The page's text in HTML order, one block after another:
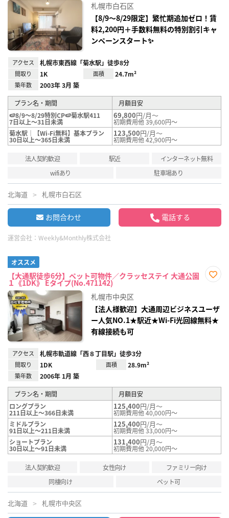
録
札幌市白石区
【8/9～8/29限定】繁忙期追加ゼロ！賃
料2,200円＋手数料無料の特別割引キャ
ンペーンスタート✨
アクセス 札幌市東西線「菊水駅」徒歩8分
間取り 1K 面積 24.7m²
築年数 2003年 3月 築
プラン名・期間
月額目安
🍉8/9～8/29特別CP🍉菊水駅411
7日以上～31日未満
69,800円/月～
初期費用他 39,600円～
菊水駅｜【Wi-Fi無料】基本プラン
30日以上～365日未満
123,500円/月～
初期費用他 42,900円～
法人契約歓迎 駅近
インターネット無料
wifiあり
駐車場あり
北海道 札幌市白石区
お問合わせ 電話する
運営会社： Weekly&Monthly株式会社
オススメ
【大通駅徒歩6分】ペット可物件／クラッセステイ 大通公園
１《1DK》 Eタイプ(No.471142)
録
札幌市中央区
【法人様歓迎】大通周辺ビジネスユーザ
ー人気NO.1★駅近★Wi-Fi光回線無料★
有線接続も可
アクセス 札幌市軌道線「西８丁目駅」徒歩3分
間取り 1DK 面積 28.9m²
築年数 2006年 1月 築
プラン名・期間
月額目安
ロングプラン
211日以上～366日未満
125,400円/月～
初期費用他 40,000円～
ミドルプラン
91日以上～211日未満
125,400円/月～
初期費用他 33,000円～
ショートプラン
30日以上～91日未満
131,400円/月～
初期費用他 20,000円～
法人契約歓迎 女性向け
ファミリー向け
同棲向け
ペット可
北海道 札幌市中央区